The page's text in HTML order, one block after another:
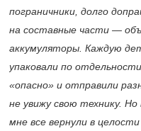
пограничники, долго
на составные части —
аккумуляторы. Каждую
упаковали по
«опасно» и отправили
не увижу свою технику.
мне все вернули в